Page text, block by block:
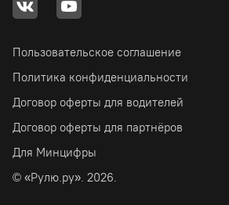
Пользовательское соглашение
Политика конфиденциальности
Договор оферты для водителей
Договор оферты для партнёров
Для Минцифры
© «Рулю.ру». 2026.